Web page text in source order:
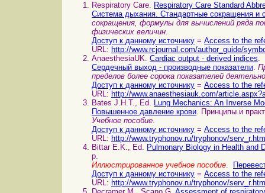
Respiratory Care. Respiratory Care Standard
Система дыхания. Стандартные сокращения и
сокращения, формулы для вычислений ряда
физических величин.
Доступ к данному источнику = Access to the
URL: http://www.rcjournal.com/author_guide/
AnaesthesiaUK. Cardiac output - derived indices.
Сердечный выход - производные показатели.
пределов более сорока показателей
Доступ к данному источнику = Access to the
URL: http://www.anaesthesiauk.com/
Bates J.H.T., Ed. Lung Mechanics: An Inverse
Повышенное давление крови. Принципы и
Учебное пособие.
Доступ к данному источнику = Access to the
URL: http://www.tryphonov.ru/tryphonov/
Bittar E.K., Ed. Pulmonary Biology in Health and
p.
Иллюстрированное учебное пособие.
Доступ к данному источнику = Access to the
URL: http://www.tryphonov.ru/tryphonov/